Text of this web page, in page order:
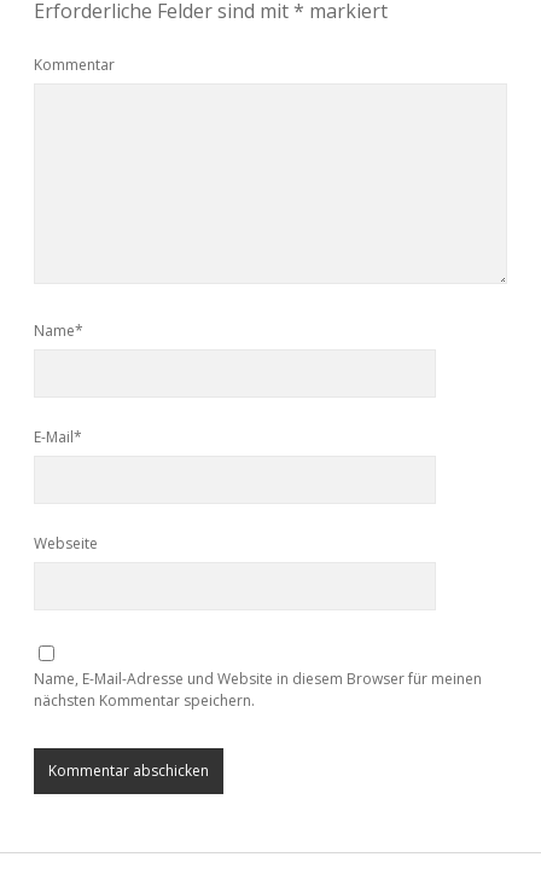
Erforderliche Felder sind mit* markiert
Kommentar
Name*
E-Mail*
Webseite
Name, E-Mail-Adresse und Website in diesem Browser für meinen
nächsten Kommentar speichern.